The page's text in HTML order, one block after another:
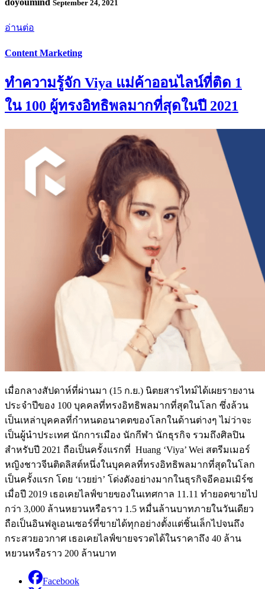
doyoumind September 24, 2021
อ่านต่อ
Content Marketing
ทำความรู้จัก Viya แม่ค้าออนไลน์ที่ติด 1
ใน 100 ผู้ทรงอิทธิพลมากที่สุดในปี 2021
เมื่อกลางสัปดาห์ที่ผ่านมา (15 ก.ย.) นิตยสารไทม์ได้เผยรายงาน
ประจำปีของ 100 บุคคลที่ทรงอิทธิพลมากที่สุดในโลก ซึ่งล้วน
เป็นเหล่าบุคคลที่กำหนดอนาคตของโลกในด้านต่างๆ ไม่ว่าจะ
เป็นผู้นำประเทศ นักการเมือง นักกีฬา นักธุรกิจ รวมถึงศิลปิน
สำหรับปี 2021 ถือเป็นครั้งแรกที่ Huang ‘Viya’ Wei สตรีมเมอร์
หญิงชาวจีนติดลิสต์หนึ่งในบุคคลที่ทรงอิทธิพลมากที่สุดในโลก
เป็นครั้งแรก โดย ‘เวยย่า’ โด่งดังอย่างมากในธุรกิจอีคอมเมิร์ซ
เมื่อปี 2019 เธอเคยไลฟ์ขายของในเทศกาล 11.11 ทำยอดขายไป
กว่า 3,000 ล้านหยวนหรือราว 1.5 หมื่นล้านบาทภายในวันเดียว
ถือเป็นอินฟลูเอนเซอร์ที่ขายได้ทุกอย่างตั้งแต่ชิ้นเล็กไปจนถึง
กระสวยอวกาศ เธอเคยไลฟ์ขายจรวดได้ในราคาถึง 40 ล้าน
หยวนหรือราว 200 ล้านบาท
Facebook